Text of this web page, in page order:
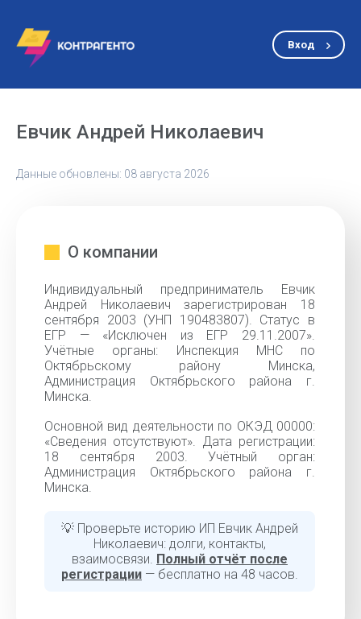
Вход
Евчик Андрей Николаевич
Данные обновлены: 08 августа 2026
О компании
Индивидуальный предприниматель Евчик
Андрей Николаевич зарегистрирован 18
сентября 2003 (УНП 190483807). Статус в
ЕГР — «Исключен из ЕГР 29.11.2007».
Учётные органы: Инспекция МНС по
Октябрьскому району Минска,
Администрация Октябрьского района г.
Минска.
Основной вид деятельности по ОКЭД 00000:
«Cведения отсутствуют». Дата регистрации:
18 сентября 2003. Учётный орган:
Администрация Октябрьского района г.
Минска.
💡 Проверьте историю ИП Евчик Андрей
Николаевич: долги, контакты,
взаимосвязи. Полный отчёт после
регистрации — бесплатно на 48 часов.